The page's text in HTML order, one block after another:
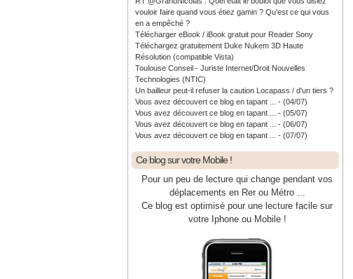
vouloir faire quand vous étiez gamin ? Qu'est ce qui vous
en a empêché ?
Télécharger eBook / iBook gratuit pour Reader Sony
Téléchargez gratuitement Duke Nukem 3D Haute
Résolution (compatible Vista)
Toulouse Conseil - Juriste Internet/Droit Nouvelles
Technologies (NTIC)
Un bailleur peut-il refuser la caution Locapass / d'un tiers ?
Vous avez découvert ce blog en tapant ... - (04/07)
Vous avez découvert ce blog en tapant ... - (05/07)
Vous avez découvert ce blog en tapant ... - (06/07)
Vous avez découvert ce blog en tapant ... - (07/07)
Ce blog sur votre Mobile !
Pour un peu de lecture qui change pendant vos
déplacements en Rer ou Métro ...
Ce blog est optimisé pour une lecture facile sur
votre Iphone ou Mobile !